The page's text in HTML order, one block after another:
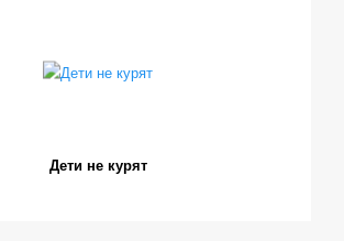
Дети не курят